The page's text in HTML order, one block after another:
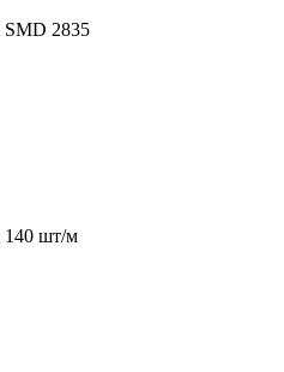
SMD 2835
140 шт/м